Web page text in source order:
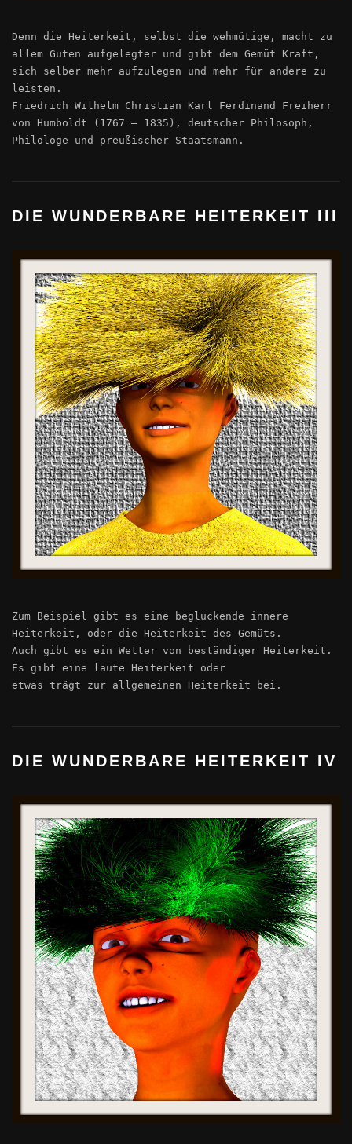
Denn die Heiterkeit, selbst die wehmütige, macht zu
allem Guten aufgelegter und gibt dem Gemüt Kraft,
sich selber mehr aufzulegen und mehr für andere zu
leisten.
Friedrich Wilhelm Christian Karl Ferdinand Freiherr
von Humboldt (1767 – 1835), deutscher Philosoph,
Philologe und preußischer Staatsmann.
DIE WUNDERBARE HEITERKEIT III
Zum Beispiel gibt es eine beglückende innere
Heiterkeit, oder die Heiterkeit des Gemüts.
Auch gibt es ein Wetter von beständiger Heiterkeit.
Es gibt eine laute Heiterkeit oder
etwas trägt zur allgemeinen Heiterkeit bei.
DIE WUNDERBARE HEITERKEIT IV